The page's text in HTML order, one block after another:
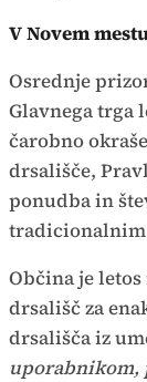
V Novem
Osrednje
Glavnega trga
čarobno
drsališče,
ponudba in
tradicionalnim
Občina je
drsališč za
drsališča iz
uporabnikom,